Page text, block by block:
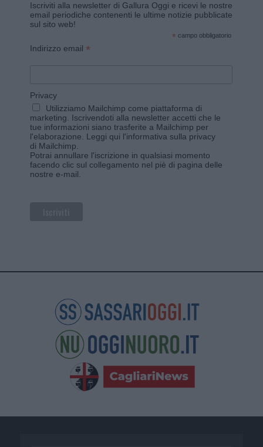
Iscriviti alla newsletter di Gallura Oggi e ricevi le nostre
email periodiche contenenti le ultime notizie pubblicate
sul sito web!
* campo obbligatorio
Indirizzo email *
Privacy
Utilizziamo Mailchimp come piattaforma di
marketing. Iscrivendoti alla newsletter accetti che le
tue informazioni siano trasferite a Mailchimp per
l'elaborazione. Leggi qui l'informativa sulla privacy
di Mailchimp
Potrai annullare l'iscrizione in qualsiasi momento
facendo clic sul collegamento nel piè di pagina delle
nostre e-mail.